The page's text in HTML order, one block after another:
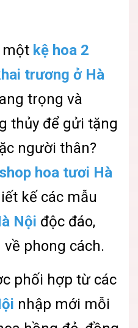
một kệ hoa 2
trương ở Hà
trọng và
thủy để gửi tặng
người thân?
shop hoa tươi Hà
kế các mẫu
Nội độc đáo,
phong cách.
phối hợp từ các
nhập mới mỗi